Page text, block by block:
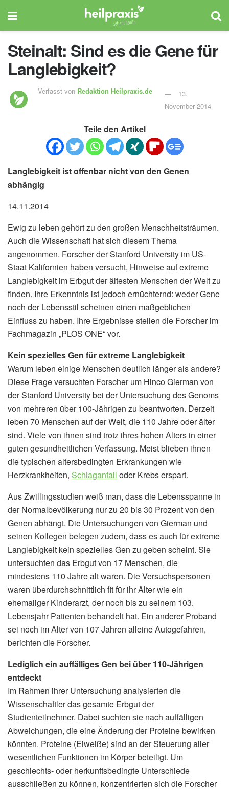
Steinalt: Sind es die Gene für
Langlebigkeit?
Verfasst von Redaktion Heilpraxis.de
13.
November 2014
Teile den Artikel
Langlebigkeit ist offenbar nicht von den Genen
abhängig
14.11.2014
Ewig zu leben gehört zu den großen Menschheitsträumen.
Auch die Wissenschaft hat sich diesem Thema
angenommen. Forscher der Stanford University im US-
Staat Kalifornien haben versucht, Hinweise auf extreme
Langlebigkeit im Erbgut der ältesten Menschen der Welt zu
finden. Ihre Erkenntnis ist jedoch ernüchternd: weder Gene
noch der Lebensstil scheinen einen maßgeblichen
Einfluss zu haben. Ihre Ergebnisse stellen die Forscher im
Fachmagazin „PLOS ONE“ vor.
Kein spezielles Gen für extreme Langlebigkeit
Warum leben einige Menschen deutlich länger als andere?
Diese Frage versuchten Forscher um Hinco Gierman von
der Stanford University bei der Untersuchung des Genoms
von mehreren über 100-Jährigen zu beantworten. Derzeit
leben 70 Menschen auf der Welt, die 110 Jahre oder älter
sind. Viele von ihnen sind trotz ihres hohen Alters in einer
guten gesundheitlichen Verfassung. Meist blieben ihnen
die typischen altersbedingten Erkrankungen wie
Herzkrankheiten, Schlaganfall oder Krebs erspart.
Aus Zwillingsstudien weiß man, dass die Lebensspanne in
der Normalbevölkerung nur zu 20 bis 30 Prozent von den
Genen abhängt. Die Untersuchungen von Gierman und
seinen Kollegen belegen zudem, dass es auch für extreme
Langlebigkeit kein spezielles Gen zu geben scheint. Sie
untersuchten das Erbgut von 17 Menschen, die
mindestens 110 Jahre alt waren. Die Versuchspersonen
waren überdurchschnittlich fit für ihr Alter wie ein
ehemaliger Kinderarzt, der noch bis zu seinem 103.
Lebensjahr Patienten behandelt hat. Ein anderer Proband
sei noch im Alter von 107 Jahren alleine Autogefahren,
berichten die Forscher.
Lediglich ein auffälliges Gen bei über 110-Jährigen
entdeckt
Im Rahmen ihrer Untersuchung analysierten die
Wissenschaftler das gesamte Erbgut der
Studienteilnehmer. Dabei suchten sie nach auffälligen
Abweichungen, die eine Änderung der Proteine bewirken
könnten. Proteine (Eiweiße) sind an der Steuerung aller
wesentlichen Funktionen im Körper beteiligt. Um
geschlechts- oder herkunftsbedingte Unterschiede
ausschließen zu können, konzentrierten sich die Forscher